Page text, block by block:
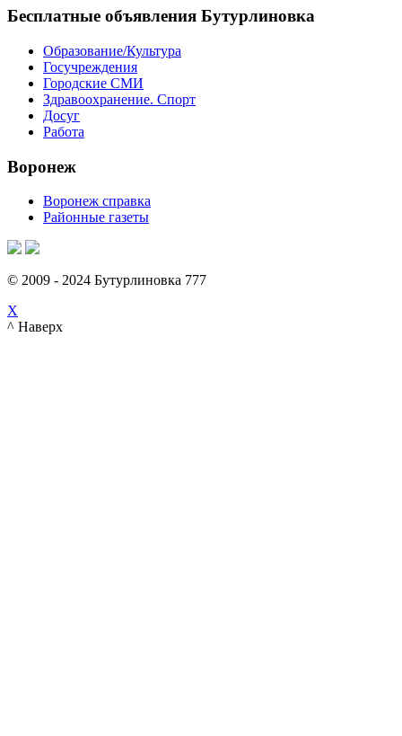
Бесплатные объявления Бутурлиновка
Образование/Культура
Госучреждения
Городские СМИ
Здравоохранение. Спорт
Досуг
Работа
Воронеж
Воронеж справка
Районные газеты
© 2009 - 2024 Бутурлиновка 777
X
^ Наверх